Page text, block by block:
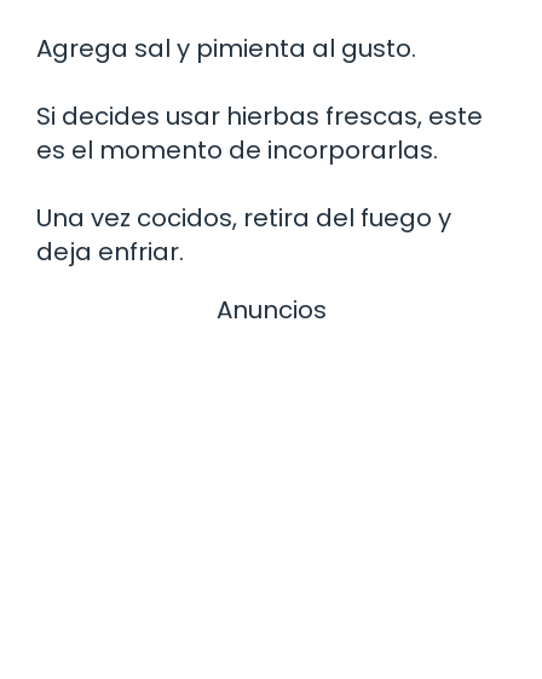
Agrega sal y pimienta al gusto.
Si decides usar hierbas frescas, este
es el momento de incorporarlas.
Una vez cocidos, retira del fuego y
deja enfriar.
Anuncios